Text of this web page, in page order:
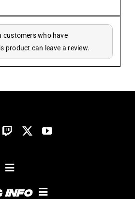
customers who have
product can leave a review.
GUICE!
Info